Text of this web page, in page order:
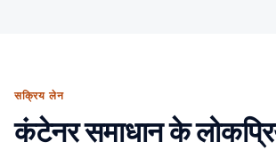
सक्रिय लेन
कंटेनर समाधान के